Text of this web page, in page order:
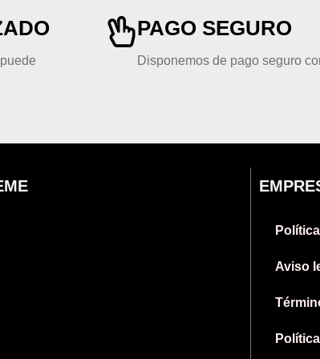
PAGO SEGURO
Disponemos de pago seguro
Aviso